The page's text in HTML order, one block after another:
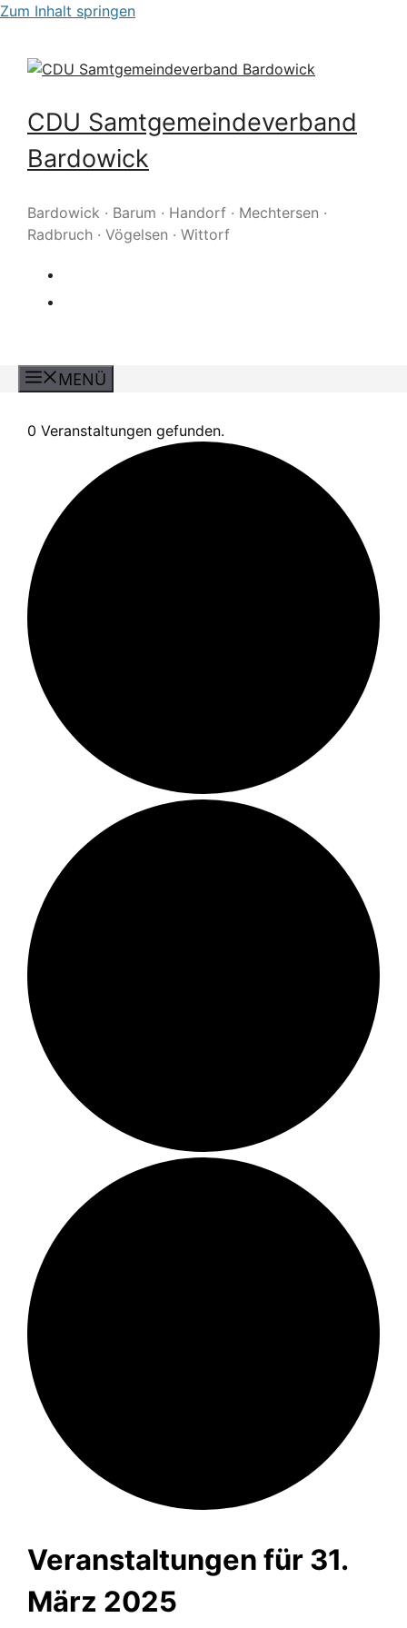
Zum Inhalt springen
CDU Samtgemeindeverband
Bardowick
Bardowick · Barum · Handorf · Mechtersen ·
Radbruch · Vögelsen · Wittorf
MENÜ
0 Veranstaltungen gefunden.
Veranstaltungen für 31.
März 2025